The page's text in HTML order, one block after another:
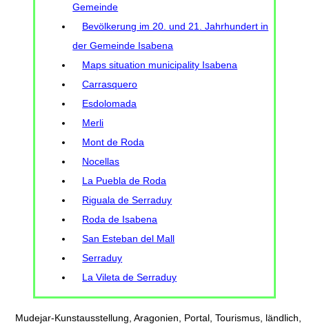
Gemeinde
Bevölkerung im 20. und 21. Jahrhundert in
der Gemeinde Isabena
Maps situation municipality Isabena
Carrasquero
Esdolomada
Merli
Mont de Roda
Nocellas
La Puebla de Roda
Riguala de Serraduy
Roda de Isabena
San Esteban del Mall
Serraduy
La Vileta de Serraduy
Mudejar-Kunstausstellung, Aragonien, Portal, Tourismus, ländlich,